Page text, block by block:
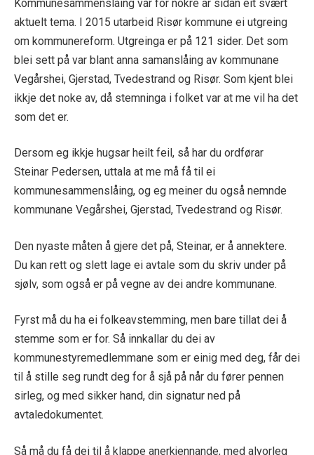
Kommunesammenslåing var for nokre år sidan eit svært
aktuelt tema. I 2015 utarbeid Risør kommune ei utgreing
om kommunereform. Utgreinga er på 121 sider. Det som
blei sett på var blant anna samanslåing av kommunane
Vegårshei, Gjerstad, Tvedestrand og Risør. Som kjent blei
ikkje det noke av, då stemninga i folket var at me vil ha det
som det er.
Dersom eg ikkje hugsar heilt feil, så har du ordførar
Steinar Pedersen, uttala at me må få til ei
kommunesammenslåing, og eg meiner du også nemnde
kommunane Vegårshei, Gjerstad, Tvedestrand og Risør.
Den nyaste måten å gjere det på, Steinar, er å annektere.
Du kan rett og slett lage ei avtale som du skriv under på
sjølv, som også er på vegne av dei andre kommunane.
Fyrst må du ha ei folkeavstemming, men bare tillat dei å
stemme som er for. Så innkallar du dei av
kommunestyremedlemmane som er einig med deg, får dei
til å stille seg rundt deg for å sjå på når du fører pennen
sirleg, og med sikker hand, din signatur ned på
avtaledokumentet.
Så må du få dei til å klappe anerkjennande, med alvorleg